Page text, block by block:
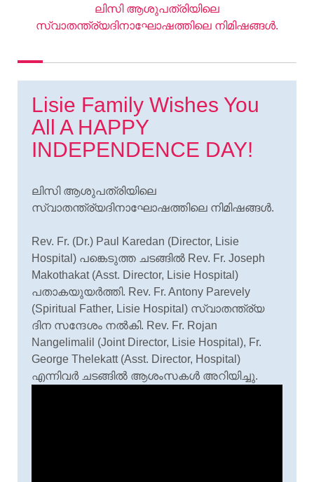
ലിസി ആശുപത്രിയിലെ
സ്വാതന്ത്ര്യദിനാഘോഷത്തിലെ നിമിഷങ്ങൾ.
Lisie Family Wishes You
All A HAPPY
INDEPENDENCE DAY!
ലിസി ആശുപത്രിയിലെ
സ്വാതന്ത്ര്യദിനാഘോഷത്തിലെ നിമിഷങ്ങൾ.
Rev. Fr. (Dr.) Paul Karedan (Director, Lisie
Hospital) പങ്കെടുത്ത ചടങ്ങിൽ Rev. Fr. Joseph
Makothakat (Asst. Director, Lisie Hospital)
പതാകയുയർത്തി. Rev. Fr. Antony Parevely
(Spiritual Father, Lisie Hospital) സ്വാതന്ത്ര്യ
ദിന സന്ദേശം നൽകി. Rev. Fr. Rojan
Nangelimalil (Joint Director, Lisie Hospital), Fr.
George Thelekatt (Asst. Director, Hospital)
എന്നിവർ ചടങ്ങിൽ ആശംസകൾ അറിയിച്ചു.